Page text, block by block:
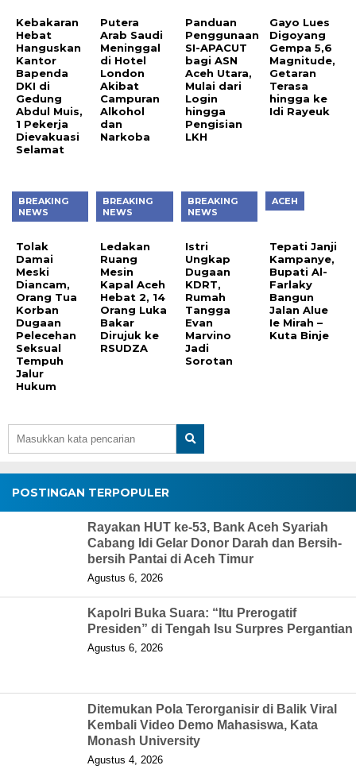
Kebakaran
Hebat
Hanguskan
Kantor
Bapenda
DKI di
Gedung
Abdul Muis,
1 Pekerja
Dievakuasi
Selamat
Putera
Arab Saudi
Meninggal
di Hotel
London
Akibat
Campuran
Alkohol
dan
Narkoba
Panduan
Penggunaan
SI-APACUT
bagi ASN
Aceh Utara,
Mulai dari
Login
hingga
Pengisian
LKH
Gayo Lues
Digoyang
Gempa 5,6
Magnitude,
Getaran
Terasa
hingga ke
Idi Rayeuk
BREAKING
NEWS
Tolak
Damai
Meski
Diancam,
Orang Tua
Korban
Dugaan
Pelecehan
Seksual
Tempuh
Jalur
Hukum
BREAKING
NEWS
Ledakan
Ruang
Mesin
Kapal Aceh
Hebat 2, 14
Orang Luka
Bakar
Dirujuk ke
RSUDZA
BREAKING
NEWS
Istri
Ungkap
Dugaan
KDRT,
Rumah
Tangga
Evan
Marvino
Jadi
Sorotan
ACEH
Tepati Janji
Kampanye,
Bupati Al-
Farlaky
Bangun
Jalan Alue
Ie Mirah –
Kuta Binje
POSTINGAN TERPOPULER
Rayakan HUT ke-53, Bank Aceh Syariah
Cabang Idi Gelar Donor Darah dan Bersih-
bersih Pantai di Aceh Timur
Agustus 6, 2026
Kapolri Buka Suara: “Itu Prerogatif
Presiden” di Tengah Isu Surpres Pergantian
Agustus 6, 2026
Ditemukan Pola Terorganisir di Balik Viral
Kembali Video Demo Mahasiswa, Kata
Monash University
Agustus 4, 2026